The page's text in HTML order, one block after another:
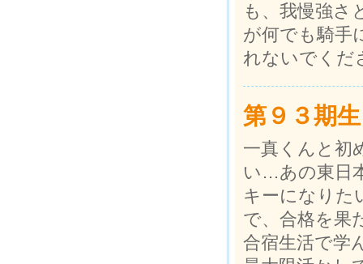
も、我慢強さ
が何でも騎手
れないでくだ
第９３期生
一真くんと初
い…あの東日
キーになりた
で、合格を果
合宿生活で学